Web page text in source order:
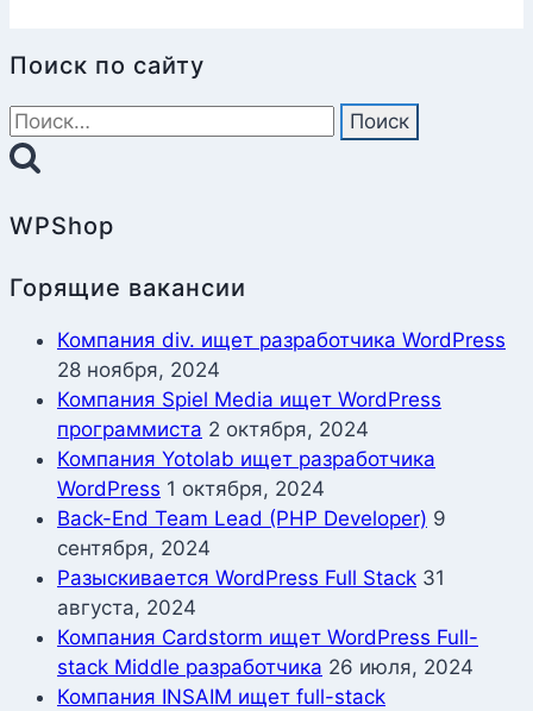
Поиск по сайту
Найти:
WPShop
Горящие вакансии
Компания div. ищет разработчика WordPress
28 ноября, 2024
Компания Spiel Media ищет WordPress
программиста 2 октября, 2024
Компания Yotolab ищет разработчика
WordPress 1 октября, 2024
Back-End Team Lead (PHP Developer) 9
сентября, 2024
Разыскивается WordPress Full Stack 31
августа, 2024
Компания Cardstorm ищет WordPress Full-
stack Middle разработчика 26 июля, 2024
Компания INSAIM ищет full-stack